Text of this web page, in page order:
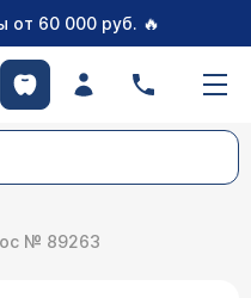
от 60 000 руб. 🔥
№ 89263